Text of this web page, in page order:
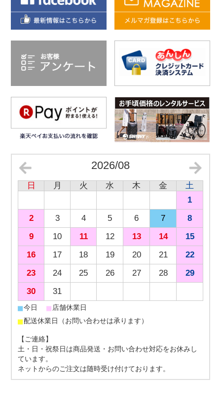
2026/08
日 月 火 水 木 金
土
1
2
3 4 5 6 7
8
9
10 11 12 13 14
15
16
17 18 19 20 21
22
23
24 25 26 27 28
29
30
31
■今日 ■ 店舗休業日
■配送休業日（お問い合わせは承ります）
【ご連絡】
土・日・祝祭日は商品発送・お問い合わせ対応をお休みし
ています。
ネットからのご注文は随時受け付けております。